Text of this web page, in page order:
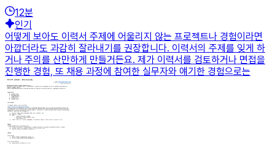
12분
인기
어떻게 보아도 이력서 주제에 어울리지 않는 프로젝트나 경험이라면
아깝더라도 과감히 잘라내기를 권장합니다. 이력서의 주제를 잊게 하
거나 주의를 산만하게 만들거든요. 제가 이력서를 검토하거나 면접을
진행한 경험, 또 채용 과정에 참여한 실무자와 얘기한 경험으로는